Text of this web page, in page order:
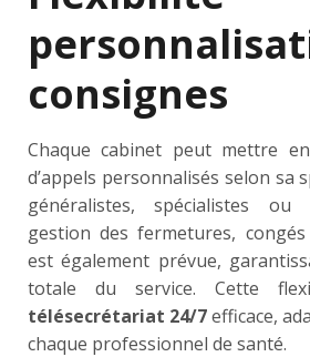
consignes
Chaque cabinet peut mettre
d’appels personnalisés selon sa
généralistes, spécialistes ou
gestion des fermetures,
est également prévue,
totale du service. Cette
télésecrétariat 24/7efficace,
chaque professionnel de santé.